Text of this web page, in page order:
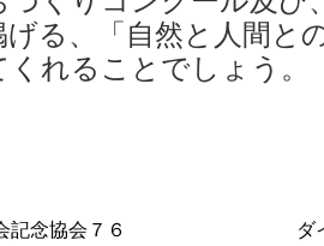
げる、「自然と人間と
れることでしょう。
記念協会７６ ダ